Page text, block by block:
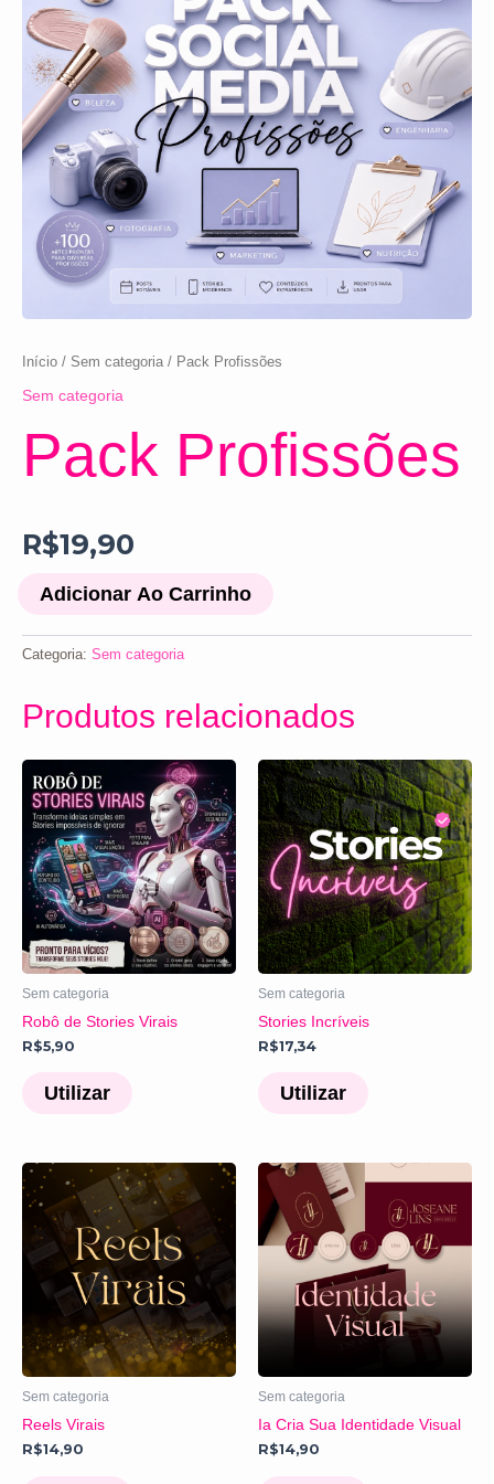
Início / Sem categoria / Pack Profissões
Sem categoria
Pack Profissões
R$19,90
Adicionar Ao Carrinho
Categoria: Sem categoria
Produtos relacionados
Sem categoria
Robô de Stories Virais
R$5,90
Utilizar
Sem categoria
Stories Incríveis
R$17,34
Utilizar
Sem categoria
Reels Virais
R$14,90
Sem categoria
Ia Cria Sua Identidade Visual
R$14,90